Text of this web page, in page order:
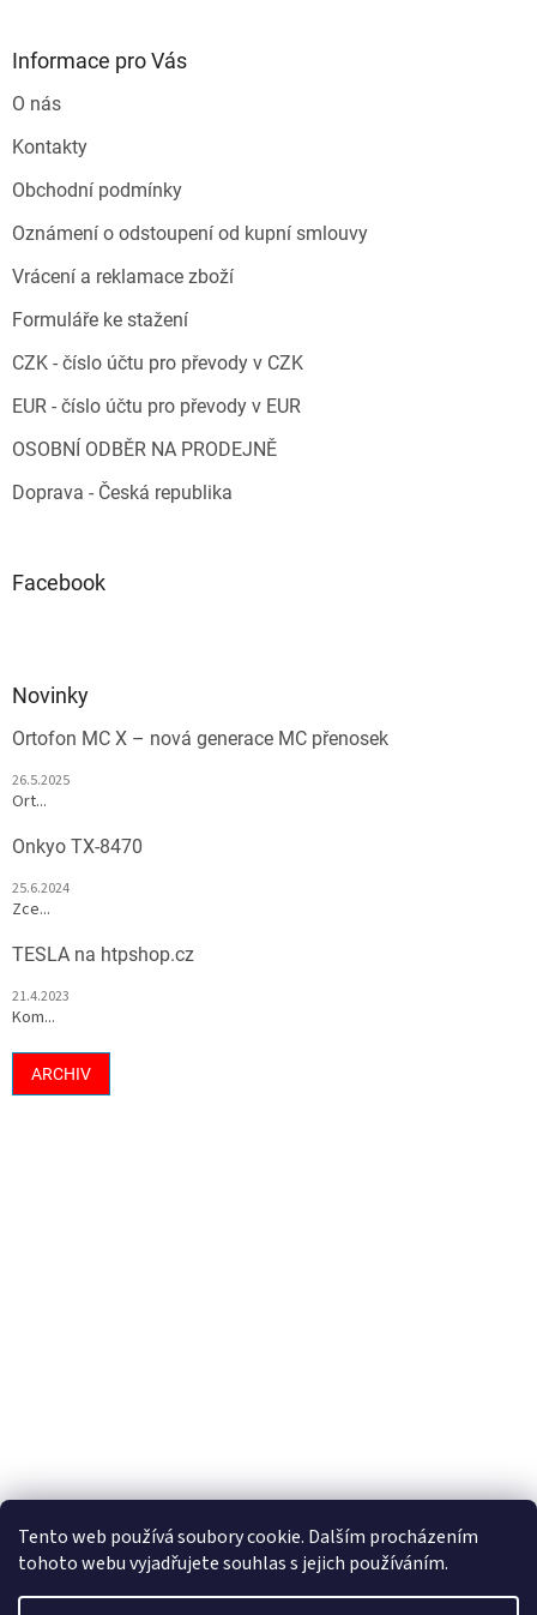
Tento web používá soubory cookie. Dalším procházením
tohoto webu vyjadřujete souhlas s jejich používáním.
Informace pro Vás
O nás
Kontakty
Obchodní podmínky
Oznámení o odstoupení od kupní smlouvy
Vrácení a reklamace zboží
Formuláře ke stažení
CZK - číslo účtu pro převody v CZK
EUR - číslo účtu pro převody v EUR
OSOBNÍ ODBĚR NA PRODEJNĚ
Doprava - Česká republika
Facebook
Novinky
Ortofon MC X – nová generace MC přenosek
26.5.2025
Ort...
Onkyo TX-8470
25.6.2024
Zce...
TESLA na htpshop.cz
21.4.2023
Kom...
ARCHIV